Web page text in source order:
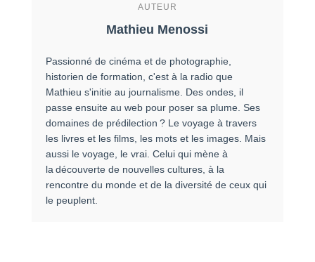
AUTEUR
Mathieu Menossi
Passionné de cinéma et de photographie,
historien de formation, c'est à la radio que
Mathieu s'initie au journalisme. Des ondes, il
passe ensuite au web pour poser sa plume. Ses
domaines de prédilection ? Le voyage à travers
les livres et les films, les mots et les images. Mais
aussi le voyage, le vrai. Celui qui mène à
la découverte de nouvelles cultures, à la
rencontre du monde et de la diversité de ceux qui
le peuplent.